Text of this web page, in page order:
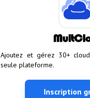
Ajoutez et gérez 30+
seule plateforme.
Inscription